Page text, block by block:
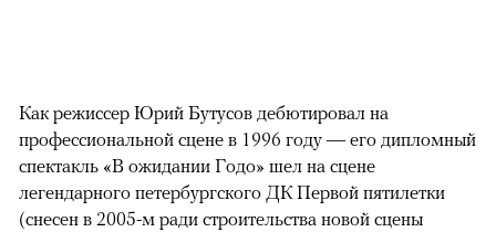
Как режиссер Юрий Бутусов дебютировал на
профессиональной сцене в 1996 году — его дипломный
спектакль «В ожидании Годо» шел на сцене
легендарного петербургского ДК Первой пятилетки
(снесен в 2005-м ради строительства новой сцены